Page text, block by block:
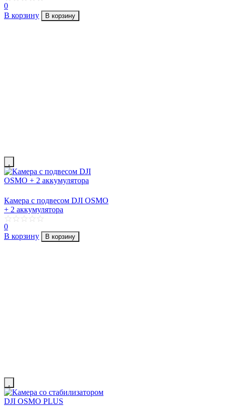
0
В корзину
В корзину
Камера с подвесом DJI OSMO
+ 2 аккумулятора
0
В корзину
В корзину